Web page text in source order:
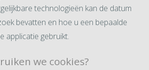
technologieën kan de datum
bevatten en hoe u een bepaalde
applicatie gebruikt.
we cookies?